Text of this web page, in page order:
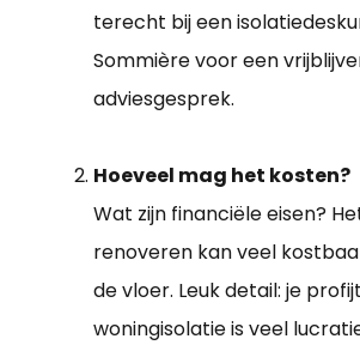
terecht bij een
Sommière voor een
adviesgesprek.
Hoeveel mag het kosten?
Wat zijn financiële eisen?
renoveren kan veel
de vloer. Leuk detail: je
woningisolatie is veel